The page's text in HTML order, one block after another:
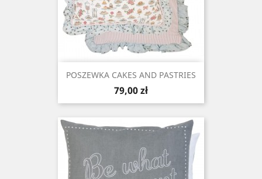
POSZEWKA CAKES AND PASTRIES
Cena
79,00 zł